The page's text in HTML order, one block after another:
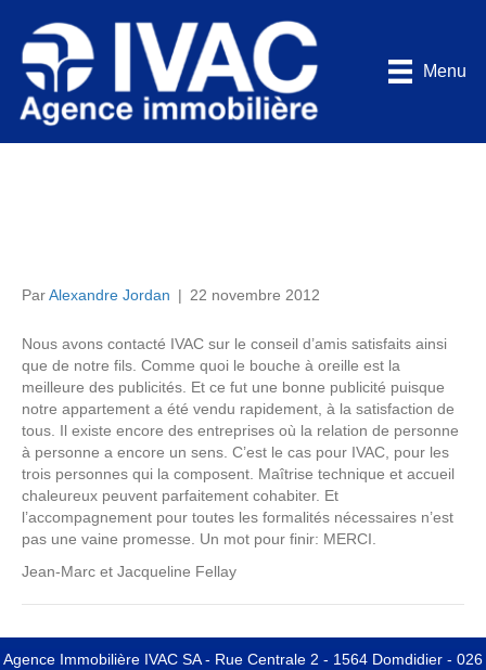
Menu
ParAlexandre Jordan | 22 novembre 2012
Nous avons contacté IVAC sur le conseil d’amis satisfaits ainsi
que de notre fils. Comme quoi le bouche à oreille est la
meilleure des publicités. Et ce fut une bonne publicité puisque
notre appartement a été vendu rapidement, à la satisfaction de
tous. Il existe encore des entreprises où la relation de personne
à personne a encore un sens. C’est le cas pour IVAC, pour les
trois personnes qui la composent. Maîtrise technique et accueil
chaleureux peuvent parfaitement cohabiter. Et
l’accompagnement pour toutes les formalités nécessaires n’est
pas une vaine promesse. Un mot pour finir: MERCI.
Jean-Marc et Jacqueline Fellay
Agence Immobilière IVAC SA - Rue Centrale 2 - 1564 Domdidier - 026